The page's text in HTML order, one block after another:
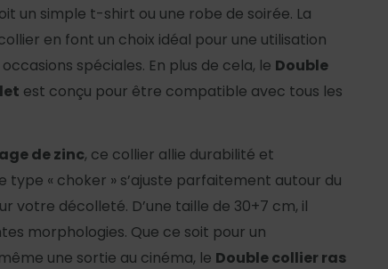
un simple t-shirt ou une robe de soirée. La
en font un choix idéal pour une utilisation
spéciales. En plus de cela, le Double
est conçu pour être compatible avec tous les
de zinc, ce collier allie durabilité et
type « choker » s’ajuste parfaitement autour du
votre décolleté. D’une taille de 30+7 cm, il
morphologies. Que ce soit pour un
une sortie au cinéma, le Double collier ras